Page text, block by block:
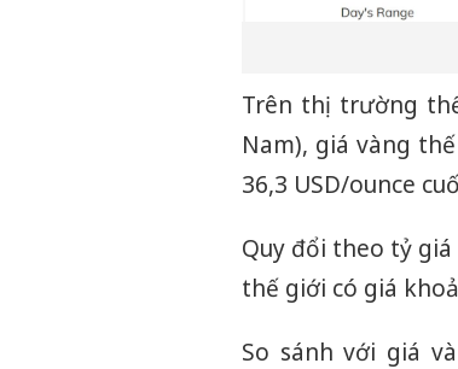
Trên thị trường
Nam), giá vàng
36,3 USD/ounce
Quy đổi theo tỷ giá
thế giới có giá
So sánh với giá